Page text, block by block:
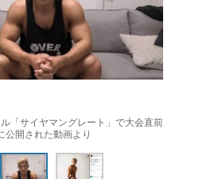
「サイヤマングレート」で大会直前
公開された動画より